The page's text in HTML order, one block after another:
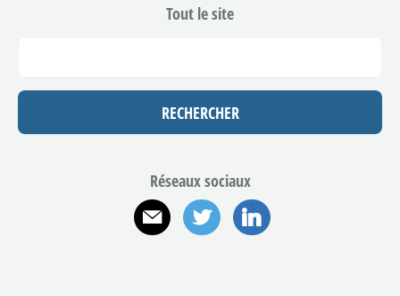
Tout le site
Réseaux sociaux